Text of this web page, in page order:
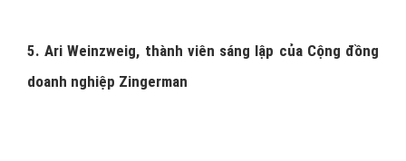
5. Ari Weinzweig, thành viên sáng lập của Cộng đồng
doanh nghiệp Zingerman